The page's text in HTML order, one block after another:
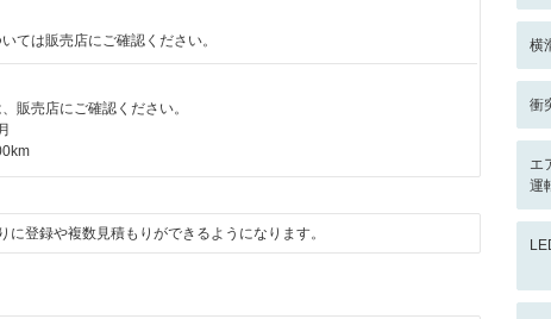
ては販売店にご確認ください。
販売店にご確認ください。
に登録や複数見積もりができるようになります。
横
衝
エ
運